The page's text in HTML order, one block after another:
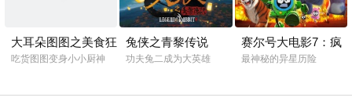
大耳朵图图之美食狂
想曲
吃货图图变身小小厨神
兔侠之青黎传说
功夫兔二成为大英雄
赛尔号大电影7：疯
狂机器城
最神秘的异星历险